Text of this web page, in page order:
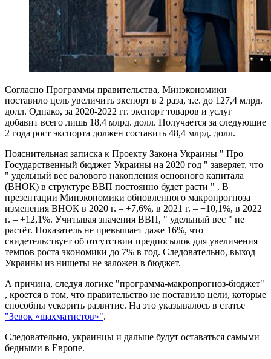
Согласно Программы правительства, Минэкономики
поставило цель увеличить экспорт в 2 раза, т.е. до 127,4 млрд.
долл. Однако, за 2020-2022 гг. экспорт товаров и услуг
добавит всего лишь 18,4 млрд. долл. Получается за следующие
2 года рост экспорта должен составить 48,4 млрд. долл.
Пояснительная записка к Проекту Закона Украины " Про
Государственный бюджет Украины на 2020 год " заверяет, что
" удельный вес валового накопления основного капитала
(ВНОК) в структуре ВВП постоянно будет расти " . В
презентации Минэкономики обновленного макропрогноза
изменения ВНОК в 2020 г. – +7,6%, в 2021 г. – +10,1%, в 2022
г. – +12,1%. Учитывая значения ВВП, " удельный вес " не
растёт. Показатель не превышает даже 16%, что
свидетельствует об отсутствии предпосылок для увеличения
темпов роста экономики до 7% в год. Следовательно, выход
Украины из нищеты не заложен в бюджет.
А причина, следуя логике "программа-макропрогноз-бюджет"
, кроется в том, что правительство не поставило цели, которые
способны ускорить развитие. На это указывалось в статье
"Зевок «шахматистов»".
Следовательно, украинцы и дальше будут оставаться самыми
бедными в Европе.